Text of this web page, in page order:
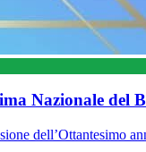
Nazionale del
dell’Ottantesimo